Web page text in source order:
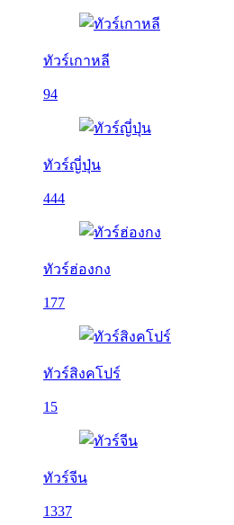
ทัวร์เกาหลี
94
ทัวร์ญี่ปุ่น
444
ทัวร์ฮ่องกง
177
ทัวร์สิงคโปร์
15
ทัวร์จีน
1337